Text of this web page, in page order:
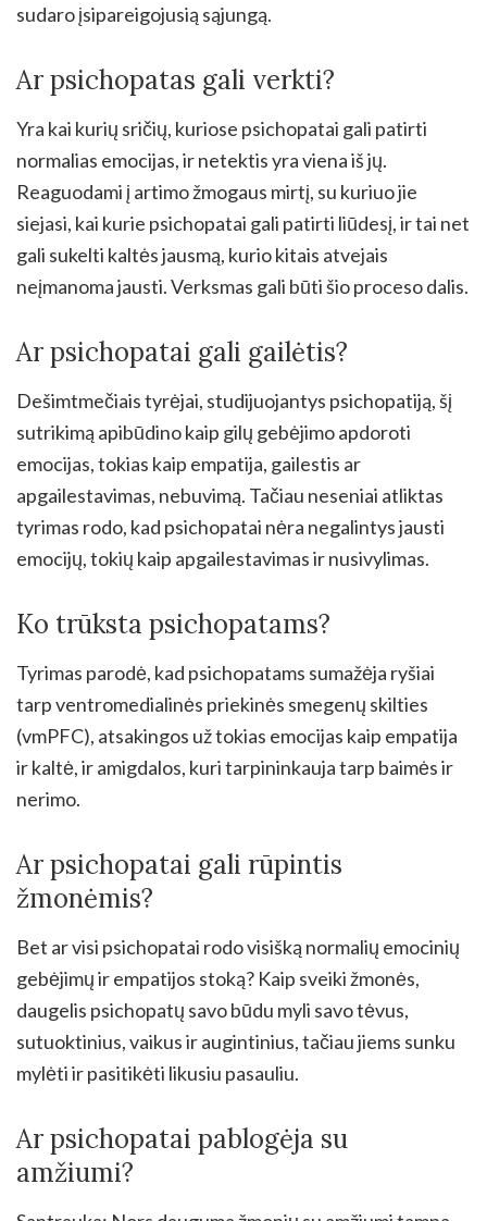
sudaro įsipareigojusią sąjungą.
Ar psichopatas gali verkti?
Yra kai kurių sričių, kuriose psichopatai gali patirti
normalias emocijas, ir netektis yra viena iš jų.
Reaguodami į artimo žmogaus mirtį, su kuriuo jie
siejasi, kai kurie psichopatai gali patirti liūdesį, ir tai net
gali sukelti kaltės jausmą, kurio kitais atvejais
neįmanoma jausti. Verksmas gali būti šio proceso dalis.
Ar psichopatai gali gailėtis?
Dešimtmečiais tyrėjai, studijuojantys psichopatiją, šį
sutrikimą apibūdino kaip gilų gebėjimo apdoroti
emocijas, tokias kaip empatija, gailestis ar
apgailestavimas, nebuvimą. Tačiau neseniai atliktas
tyrimas rodo, kad psichopatai nėra negalintys jausti
emocijų, tokių kaip apgailestavimas ir nusivylimas.
Ko trūksta psichopatams?
Tyrimas parodė, kad psichopatams sumažėja ryšiai
tarp ventromedialinės priekinės smegenų skilties
(vmPFC), atsakingos už tokias emocijas kaip empatija
ir kaltė, ir amigdalos, kuri tarpininkauja tarp baimės ir
nerimo.
Ar psichopatai gali rūpintis
žmonėmis?
Bet ar visi psichopatai rodo visišką normalių emocinių
gebėjimų ir empatijos stoką? Kaip sveiki žmonės,
daugelis psichopatų savo būdu myli savo tėvus,
sutuoktinius, vaikus ir augintinius, tačiau jiems sunku
mylėti ir pasitikėti likusiu pasauliu.
Ar psichopatai pablogėja su
amžiumi?